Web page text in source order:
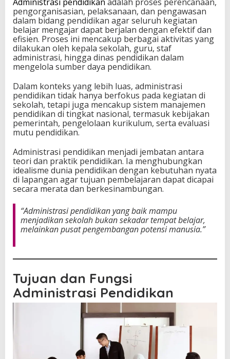
m
b
e
l
a
j
a
r
n
M
o
d
e
pengorganisasian, pelaksanaan, dan pengawasan
dalam bidang pendidikan agar seluruh kegiatan
belajar mengajar dapat berjalan dengan efektif dan
efisien. Proses ini mencakup berbagai aktivitas yang
dilakukan oleh kepala sekolah, guru, staf
administrasi, hingga dinas pendidikan dalam
mengelola sumber daya pendidikan.
Dalam konteks yang lebih luas, administrasi
pendidikan tidak hanya berfokus pada kegiatan di
sekolah, tetapi juga mencakup sistem manajemen
pendidikan di tingkat nasional, termasuk kebijakan
pemerintah, pengelolaan kurikulum, serta evaluasi
mutu pendidikan.
Administrasi pendidikan menjadi jembatan antara
teori dan praktik pendidikan. Ia menghubungkan
idealisme dunia pendidikan dengan kebutuhan nyata
di lapangan agar tujuan pembelajaran dapat dicapai
secara merata dan berkesinambungan.
“Administrasi pendidikan yang baik mampu
menjadikan sekolah bukan sekadar tempat belajar,
melainkan pusat pengembangan potensi manusia.”
Tujuan dan Fungsi
Administrasi Pendidikan